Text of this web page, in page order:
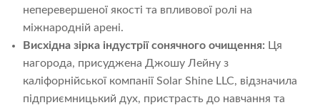
неперевершеної якості та впливової ролі на
міжнародній арені.
Висхідна зірка індустрії сонячного очищення: Ця
нагорода, присуджена Джошу Лейну з
каліфорнійської компанії Solar Shine LLC, відзначила
підприємницький дух, пристрасть до навчання та